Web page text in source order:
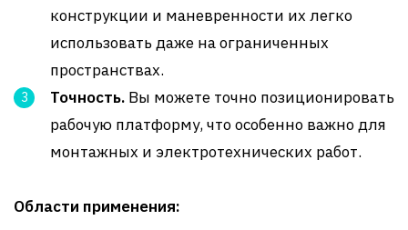
конструкции и маневренности их легко
использовать даже на ограниченных
пространствах.
Точность. Вы можете точно позиционировать
рабочую платформу, что особенно важно для
монтажных и электротехнических работ.
Области применения: